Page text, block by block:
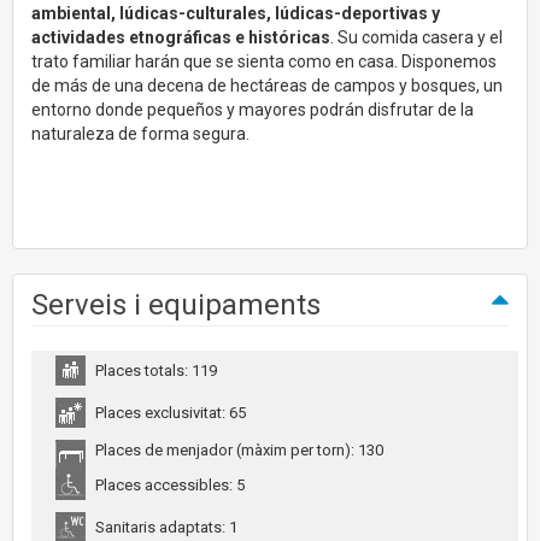
ambiental, lúdicas-culturales, lúdicas-deportivas y
actividades etnográficas e históricas . Su comida casera y el
trato familiar harán que se sienta como en casa. Disponemos
de más de una decena de hectáreas de campos y bosques, un
entorno donde pequeños y mayores podrán disfrutar de la
naturaleza de forma segura.
Serveis i equipaments
Places totals: 119
Places exclusivitat: 65
Places de menjador (màxim per torn): 130
Places accessibles: 5
Sanitaris adaptats: 1